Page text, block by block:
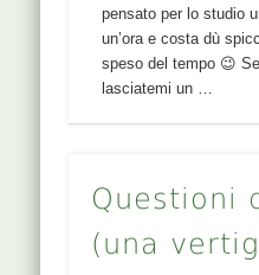
pensato per lo studio
un’ora e costa dù
speso del tempo 😉
lasciatemi un …
Questioni
(una